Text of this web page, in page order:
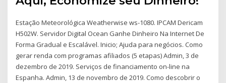
Estação Meteorológica Weatherwise ws-1080. IPCAM Dericam
H502W. Servidor Digital Ocean Ganhe Dinheiro Na Internet De
Forma Gradual e Escalável. Inicio; Ajuda para negócios. Como
gerar renda com programas afiliados (5 etapas) Admin, 3 de
dezembro de 2019. Serviços de financiamento on-line na
Espanha. Admin, 13 de novembro de 2019. Como descobrir o